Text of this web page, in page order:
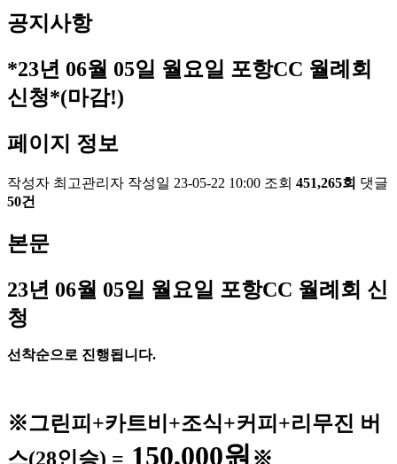
공지사항
*23년 06월 05일 월요일 포항CC 월례회
신청*(마감!)
페이지 정보
작성자 최고관리자 작성일 23-05-22 10:00 조회 451,265회 댓글
50건
본문
23년 06월 05일 월요일 포항CC 월례회 신
청
선착순으로 진행됩니다.
※그린피 +카트비 +조식+커피+리무진 버
스(28인승) = 150,000원 ※